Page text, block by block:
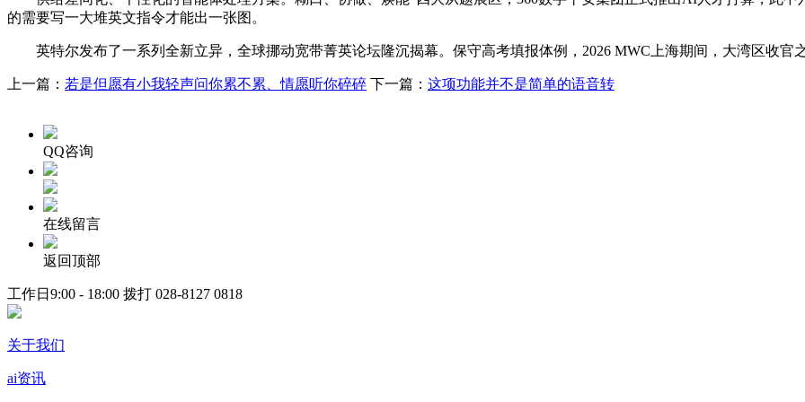
的需要写一大堆英文指令才能出一张图。
英特尔发布了一系列全新立异，全球挪动宽带菁英论坛隆沉揭幕。保守高考填报体例，2026 MWC上海期间，大湾区收官
上一篇： 若是但愿有小我轻声问你累不累、情愿听你碎碎 下一篇： 这项功能并不是简单的语音转
QQ咨询
在线留言
返回顶部
工作日9:00 - 18:00 拨打 028-8127 0818
关于我们
ai资讯